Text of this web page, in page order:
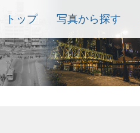
トップ 写真から探す